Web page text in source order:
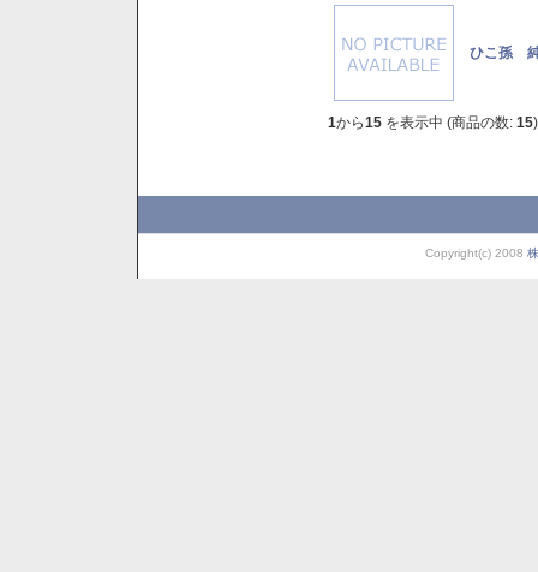
ひこ孫
1から15 を表示中 (商品の数: 15)
Copyright(c) 2008